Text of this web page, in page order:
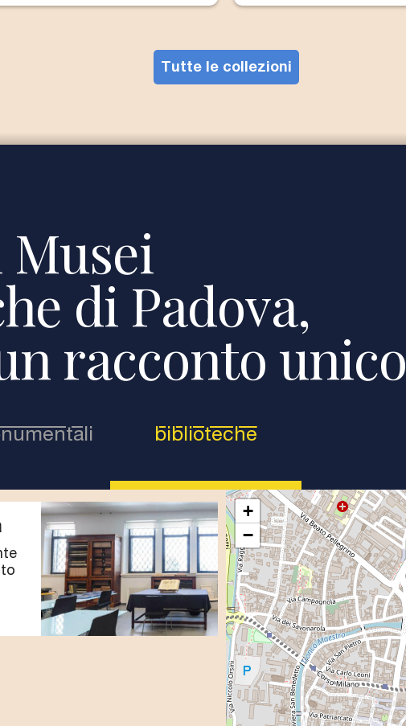
Tutte le collezioni
di Padova,
racconto
biblioteche
+
−